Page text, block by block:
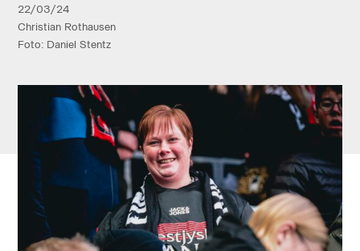
22/03/24
Christian Rothausen
Foto: Daniel Stentz